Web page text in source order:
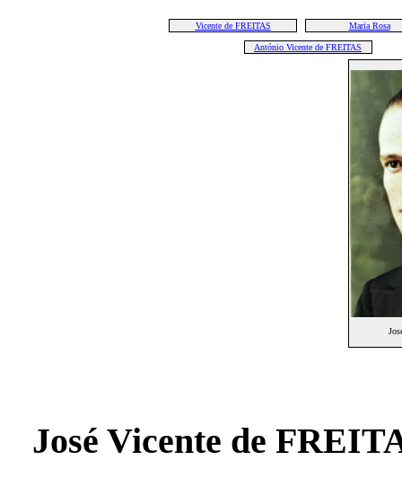
Vicente de FREITAS Maria Rosa
António Vicente de FREITAS
José Vicente de